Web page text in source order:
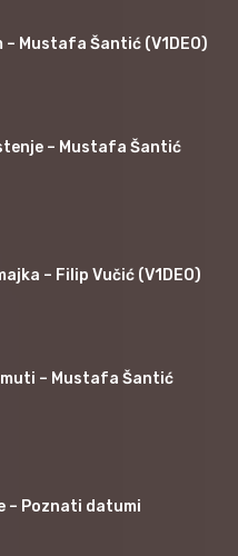
Mustafa Šantić (V1DEO)
– Mustafa Šantić
– Filip Vučić (V1DEO)
– Mustafa Šantić
– Poznati datumi